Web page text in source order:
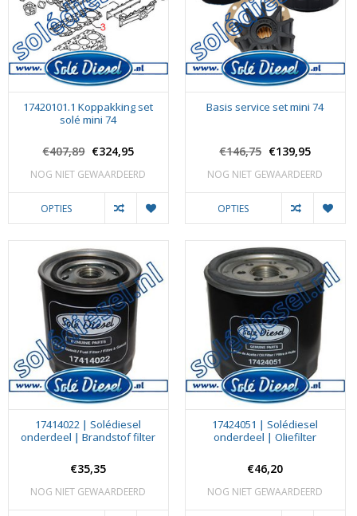
17420101.1 Koppakking set
solé mini 74
€407,89 €324,95
NOG NIET GEWAARDEERD
OPTIES
Basis service set mini 74
€146,75 €139,95
NOG NIET GEWAARDEERD
OPTIES
17414022 | Solédiesel
onderdeel | Brandstof filter
€35,35
NOG NIET GEWAARDEERD
17424051 | Solédiesel
onderdeel | Oliefilter
€46,20
NOG NIET GEWAARDEERD